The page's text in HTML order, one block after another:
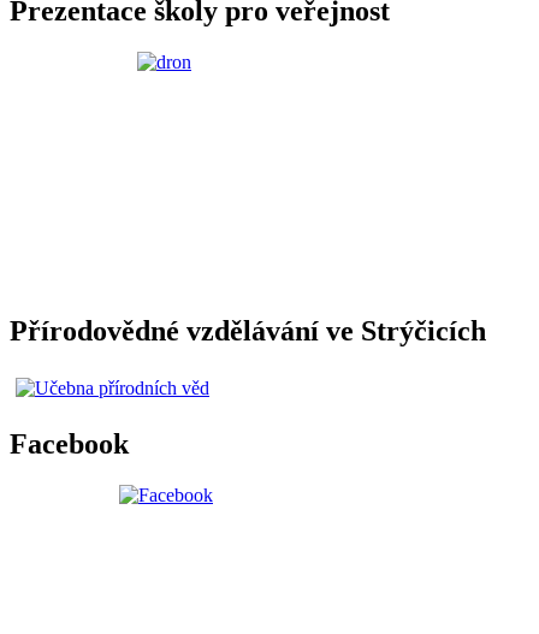
Prezentace školy pro veřejnost
Přírodovědné vzdělávání ve Strýčicích
Facebook